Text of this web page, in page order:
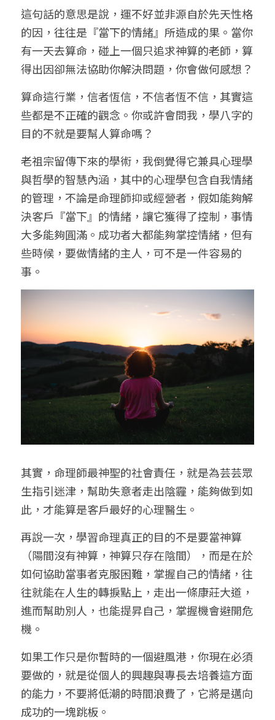
五行計算高階班
團隊訓練營
support@p8zicourse.com
這句話的意思是說，運不好並非源自於先天性格
的因，往往是『當下的情緒』所造成的果。當你
有一天去算命，碰上一個只追求神算的老師，算
得出因卻無法協助你解決問題，你會做何感想？
算命這行業，信者恆信，不信者恆不信，其實這
些都是不正確的觀念。你或許會問我，學八字的
目的不就是要幫人算命嗎？
老祖宗留傳下來的學術，我倒覺得它兼具心理學
與哲學的智慧內涵，其中的心理學包含自我情緒
的管理，不論是命理師抑或經營者，假如能夠解
決客戶『當下』的情緒，讓它獲得了控制，事情
大多能夠圓滿。成功者大都能夠掌控情緒，但有
些時候，要做情緒的主人，可不是一件容易的
事。
其實，命理師最神聖的社會責任，就是為芸芸眾
生指引迷津，幫助失意者走出陰霾，能夠做到如
此，才能算是客戶最好的心理醫生。
再說一次，學習命理真正的目的不是要當神算
（陽間沒有神算，神算只存在陰間），而是在於
如何協助當事者克服困難，掌握自己的情緒，往
往就能在人生的轉捩點上，走出一條康莊大道，
進而幫助別人，也能提昇自己，掌握機會避開危
機。
如果工作只是你暫時的一個避風港，你現在必須
要做的，就是從個人的興趣與專長去培養這方面
的能力，不要將低潮的時間浪費了，它將是邁向
成功的一塊跳板。